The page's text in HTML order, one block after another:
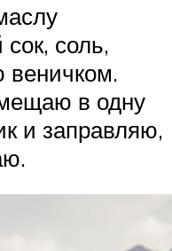
соль,
веничком.
в одну
и заправляю,